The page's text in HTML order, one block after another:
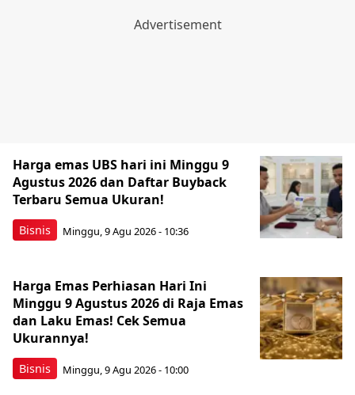
Bisnis
Harga emas UBS hari ini Minggu 9
Agustus 2026 dan Daftar Buyback
Terbaru Semua Ukuran!
Minggu, 9 Agu 2026 - 10:36
Bisnis
Harga Emas Perhiasan Hari Ini
Minggu 9 Agustus 2026 di Raja Emas
dan Laku Emas! Cek Semua
Ukurannya!
Minggu, 9 Agu 2026 - 10:00